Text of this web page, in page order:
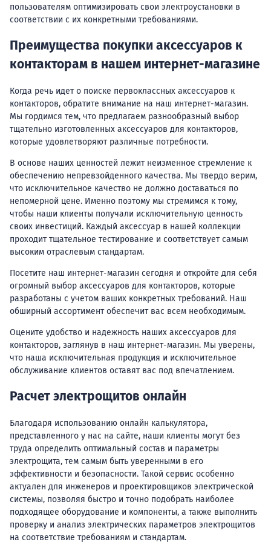
пользователям оптимизировать свои электроустановки в
соответствии с их конкретными требованиями.
Преимущества покупки аксессуаров к
контакторам в нашем интернет-магазине
Когда речь идет о поиске первоклассных аксессуаров к
контакторов, обратите внимание на наш интернет-магазин.
Мы гордимся тем, что предлагаем разнообразный выбор
тщательно изготовленных аксессуаров для контакторов,
которые удовлетворяют различные потребности.
В основе наших ценностей лежит неизменное стремление к
обеспечению непревзойденного качества. Мы твердо верим,
что исключительное качество не должно доставаться по
непомерной цене. Именно поэтому мы стремимся к тому,
чтобы наши клиенты получали исключительную ценность
своих инвестиций. Каждый аксессуар в нашей коллекции
проходит тщательное тестирование и соответствует самым
высоким отраслевым стандартам.
Посетите наш интернет-магазин сегодня и откройте для себя
огромный выбор аксессуаров для контакторов, которые
разработаны с учетом ваших конкретных требований. Наш
обширный ассортимент обеспечит вас всем необходимым.
Оцените удобство и надежность наших аксессуаров для
контакторов, заглянув в наш интернет-магазин. Мы уверены,
что наша исключительная продукция и исключительное
обслуживание клиентов оставят вас под впечатлением.
Расчет электрощитов онлайн
Благодаря использованию онлайн калькулятора,
представленного у нас на сайте, наши клиенты могут без
труда определить оптимальный состав и параметры
электрощита, тем самым быть уверенными в его
эффективности и безопасности. Такой сервис особенно
актуален для инженеров и проектировщиков электрической
системы, позволяя быстро и точно подобрать наиболее
подходящее оборудование и компоненты, а также выполнить
проверку и анализ электрических параметров электрощитов
на соответствие требованиям и стандартам.